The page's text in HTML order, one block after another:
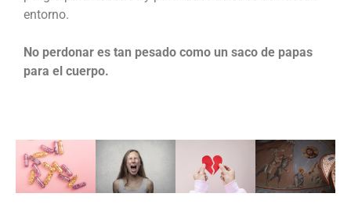
entorno.
No perdonar es tan pesado como un saco de papas
para el cuerpo.